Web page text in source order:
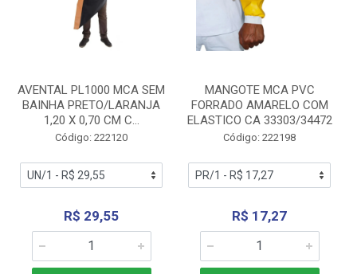
AVENTAL PL1000 MCA SEM
BAINHA PRETO/LARANJA
1,20 X 0,70 CM C...
Código: 222120
R$ 29,55
MANGOTE MCA PVC
FORRADO AMARELO COM
ELASTICO CA 33303/34472
Código: 222198
R$ 17,27